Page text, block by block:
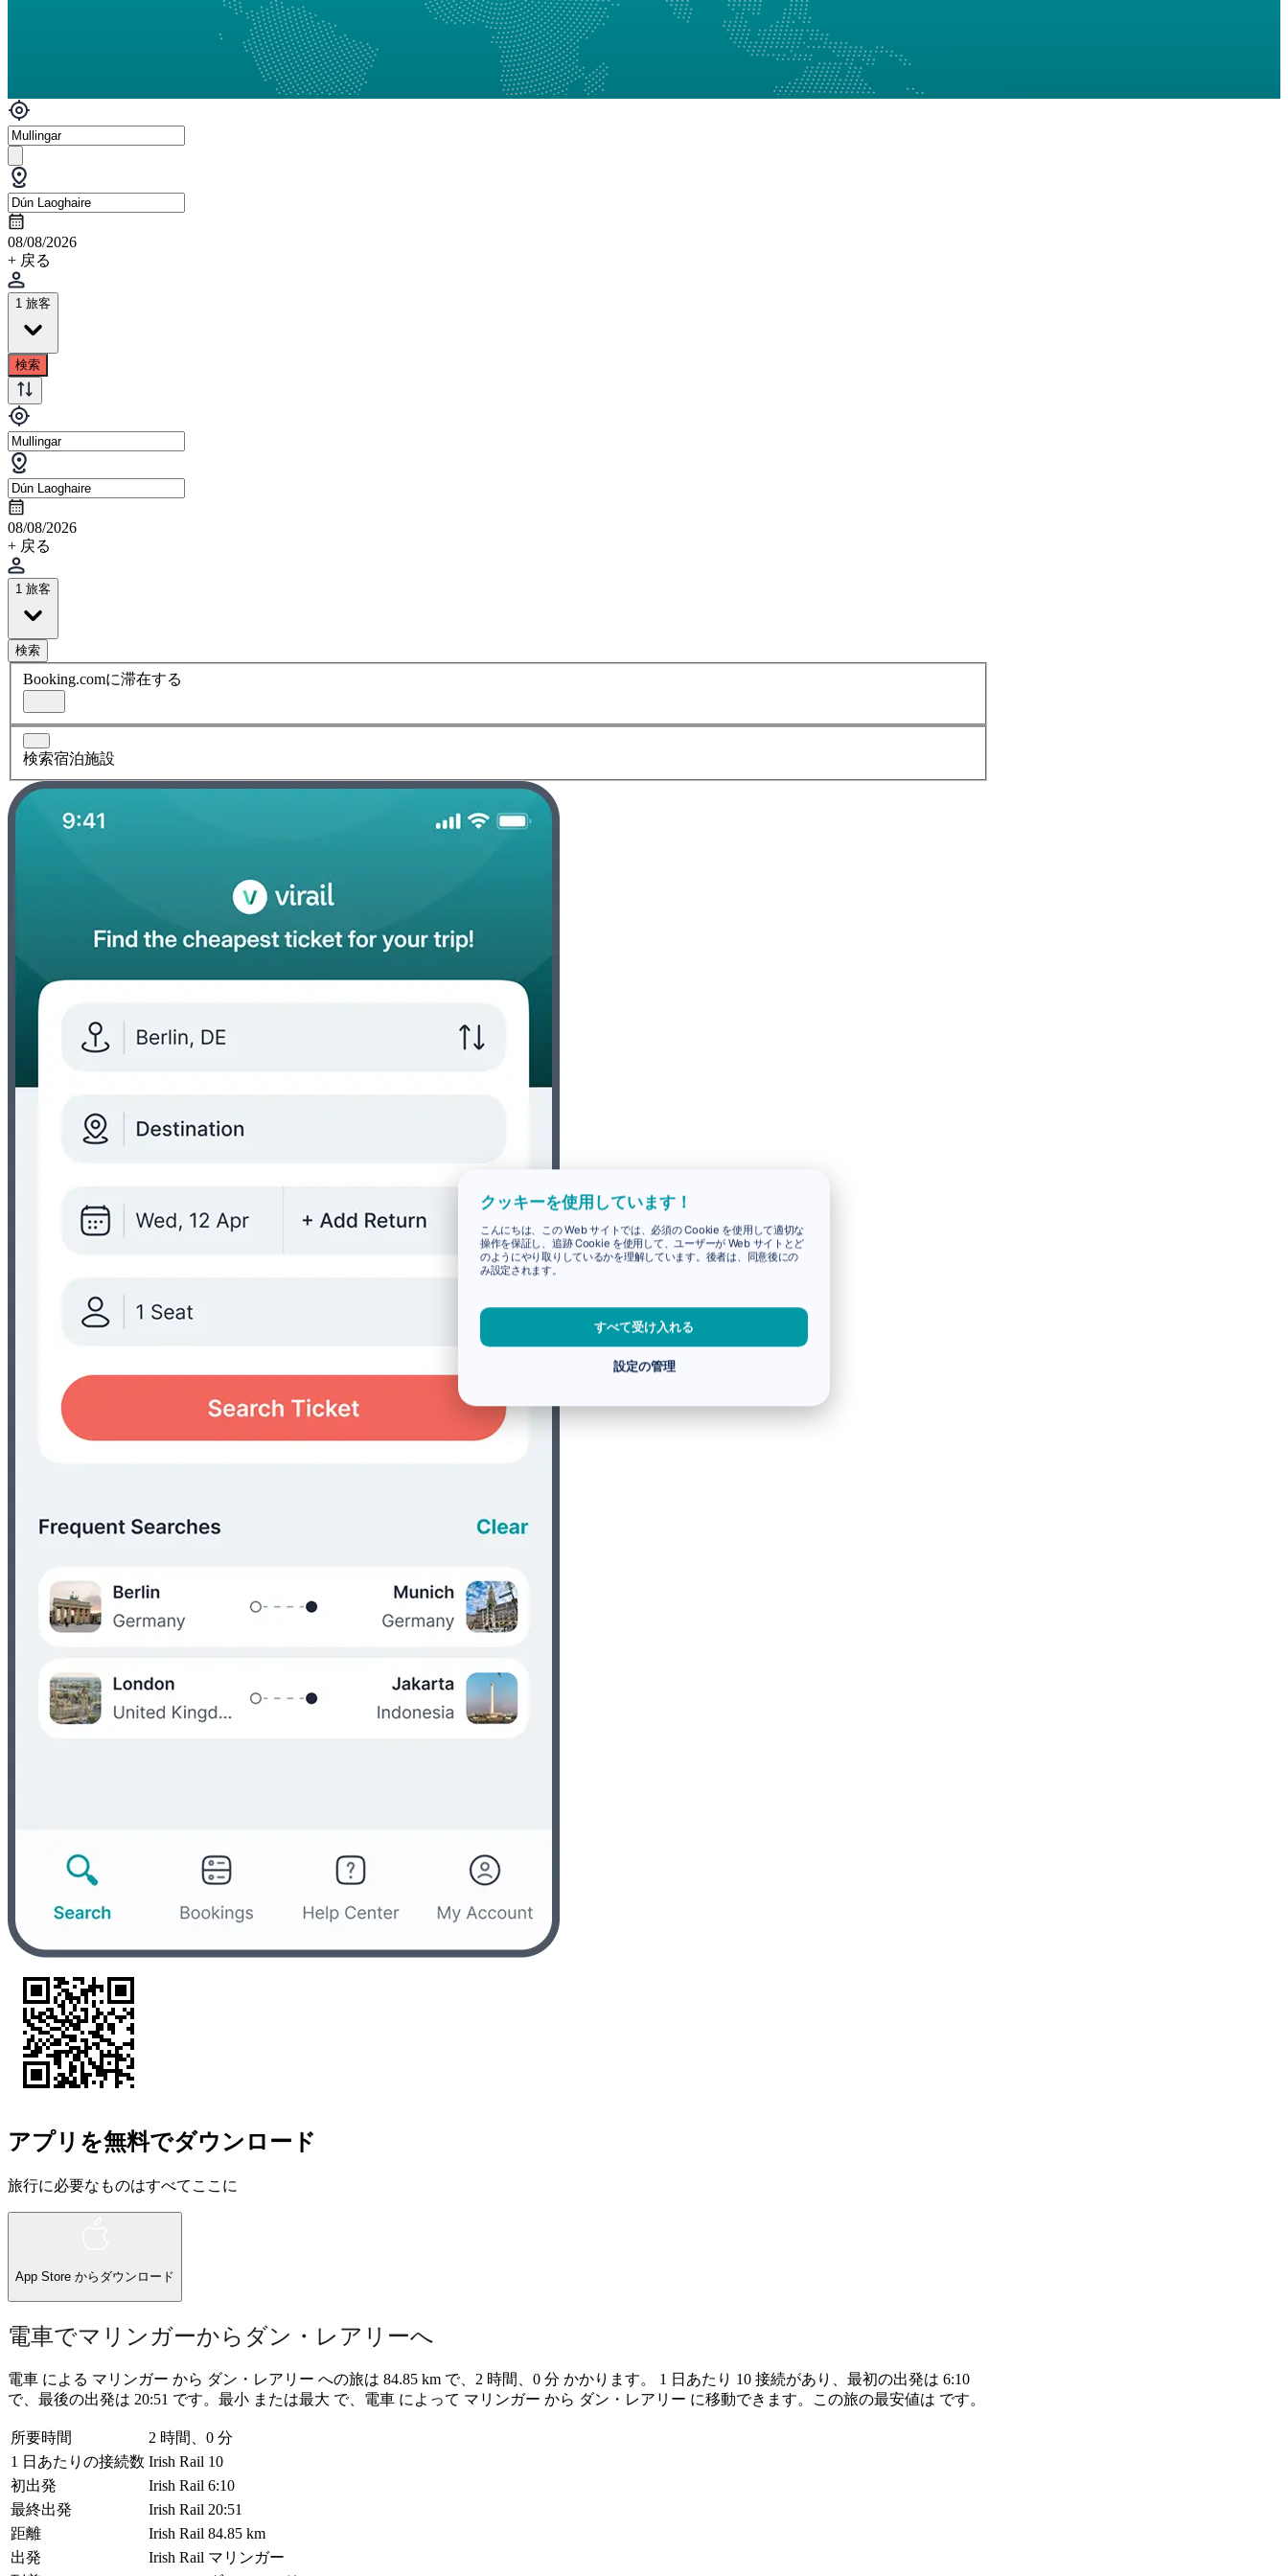
08/08/2026
+ 戻る
1 旅客
検索
08/08/2026
+ 戻る
1 旅客
検索
Booking.comに滞在する
検索宿泊施設
アプリを無料でダウンロード
旅行に必要なものはすべてここに
App Store からダウンロード
電車でマリンガーからダン・レアリーへ
電車 による マリンガー から ダン・レアリー への旅は 84.85 km で、2 時間、0 分 かかります。 1 日あたり 10 接続があり、最初の出発は 6:10
で、最後の出発は 20:51 です。最小 または最大 で、電車 によって マリンガー から ダン・レアリー に移動できます。この旅の最安値は です。
所要時間
2 時間、0 分
1 日あたりの接続数 Irish Rail 10
初出発
Irish Rail 6:10
最終出発
Irish Rail 20:51
距離
Irish Rail 84.85 km
出発
Irish Rail マリンガー
クッキーを使用しています！
こんにちは、この Web サイトでは、必須の Cookie を使用して適切な
操作を保証し、追跡 Cookie を使用して、ユーザーが Web サイトとど
のようにやり取りしているかを理解しています。後者は、同意後にの
み設定されます。
すべて受け入れる
設定の管理